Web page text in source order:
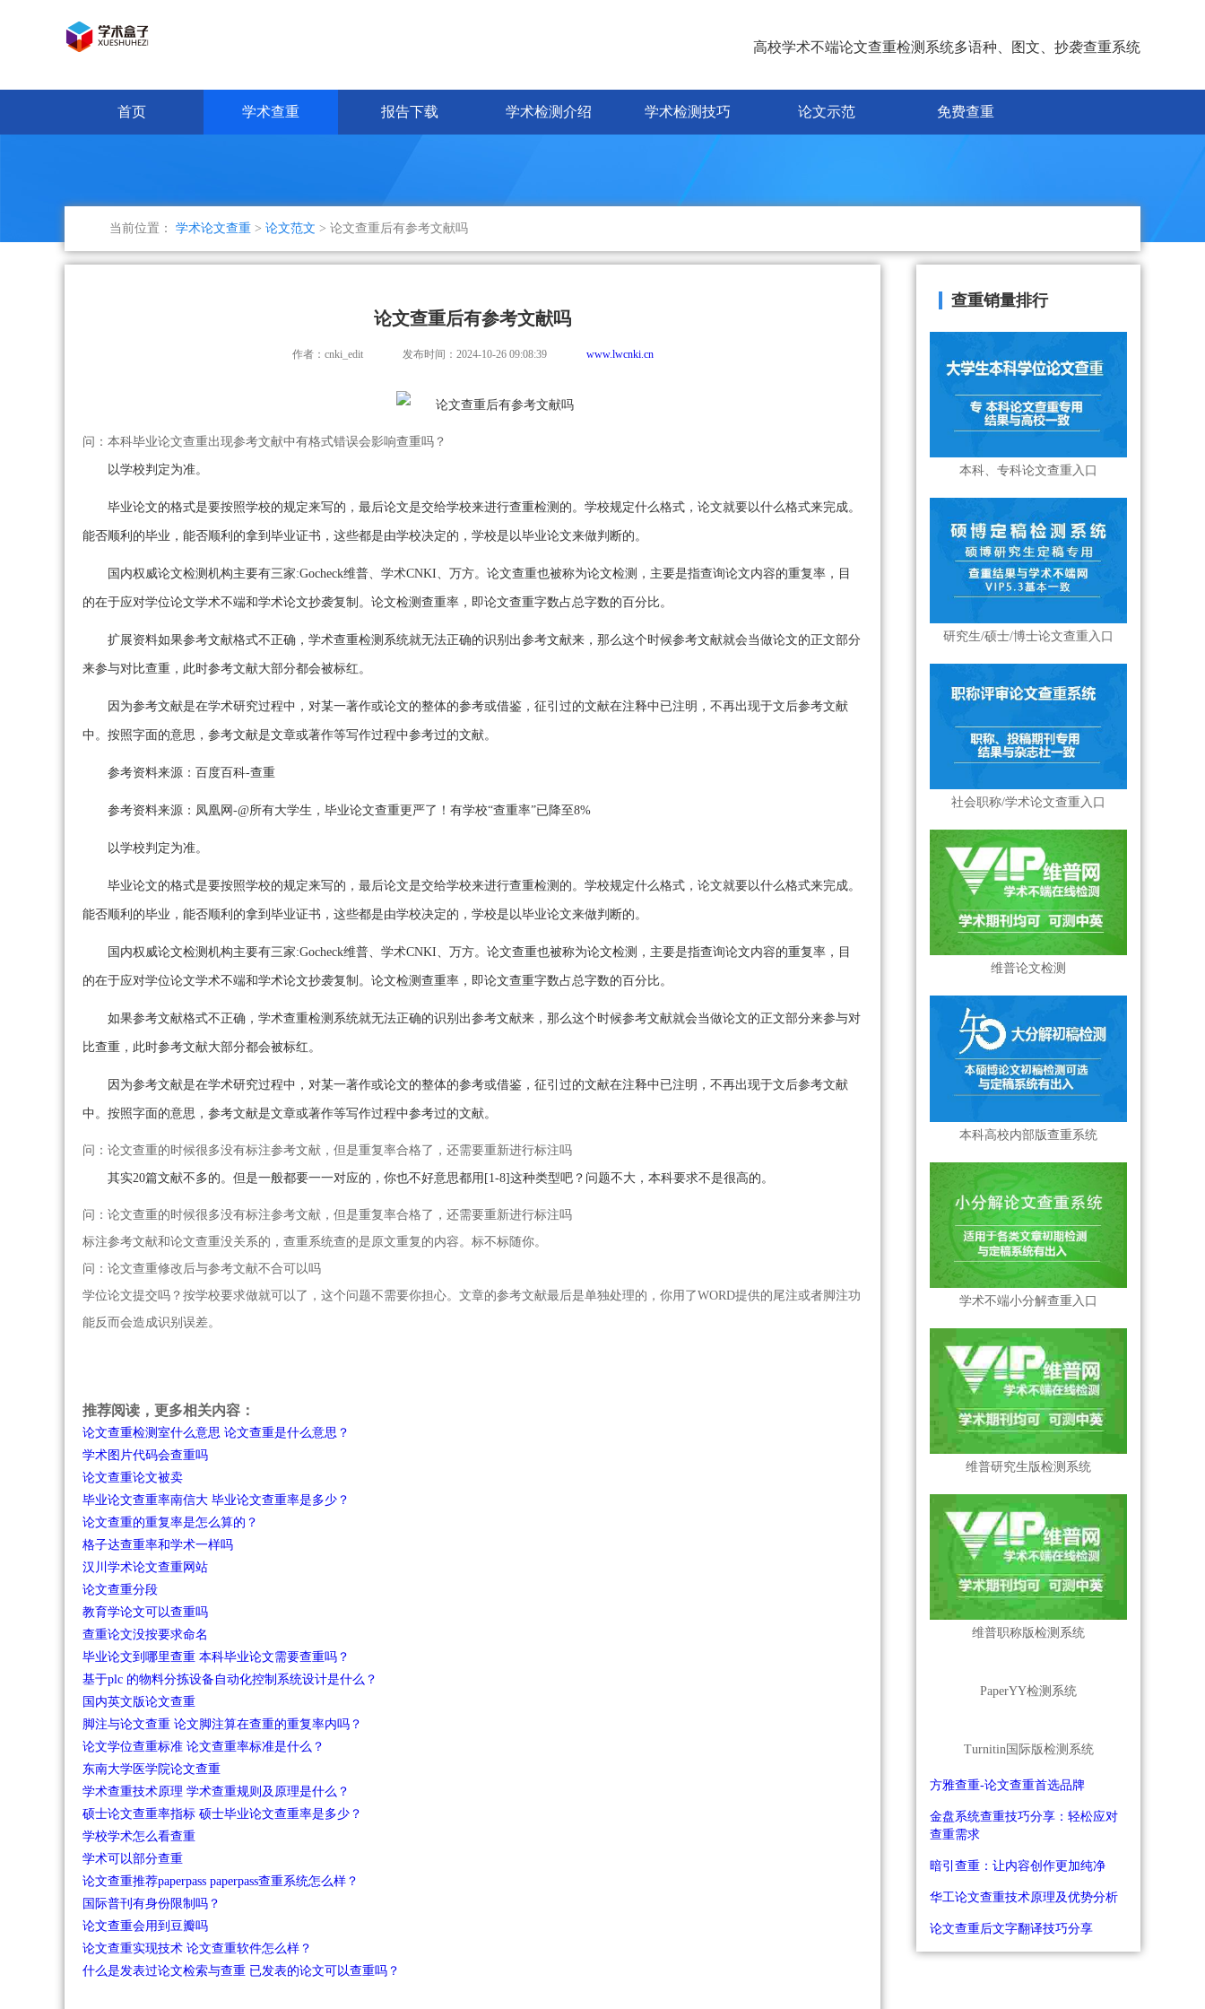
高校学术不端论文查重检测系统多语种、图文、抄袭查重系统
首页 学术查重 报告下载 学术检测介绍 学术检测技巧 论文示范 免费查重
当前位置： 学术论文查重 > 论文范文 > 论文查重后有参考文献吗
论文查重后有参考文献吗
作者：cnki_edit 发布时间：2024-10-26 09:08:39 www.lwcnki.cn
问：本科毕业论文查重出现参考文献中有格式错误会影响查重吗？
以学校判定为准。
毕业论文的格式是要按照学校的规定来写的，最后论文是交给学校来进行查重检测的。学校规定什么格式，论文就要以什么格式来完成。
能否顺利的毕业，能否顺利的拿到毕业证书，这些都是由学校决定的，学校是以毕业论文来做判断的。
国内权威论文检测机构主要有三家:Gocheck维普、学术CNKI、万方。论文查重也被称为论文检测，主要是指查询论文内容的重复率，目
的在于应对学位论文学术不端和学术论文抄袭复制。论文检测查重率，即论文查重字数占总字数的百分比。
扩展资料如果参考文献格式不正确，学术查重检测系统就无法正确的识别出参考文献来，那么这个时候参考文献就会当做论文的正文部分
来参与对比查重，此时参考文献大部分都会被标红。
因为参考文献是在学术研究过程中，对某一著作或论文的整体的参考或借鉴，征引过的文献在注释中已注明，不再出现于文后参考文献
中。按照字面的意思，参考文献是文章或著作等写作过程中参考过的文献。
参考资料来源：百度百科-查重
参考资料来源：凤凰网-@所有大学生，毕业论文查重更严了！有学校“查重率”已降至8%
以学校判定为准。
毕业论文的格式是要按照学校的规定来写的，最后论文是交给学校来进行查重检测的。学校规定什么格式，论文就要以什么格式来完成。
能否顺利的毕业，能否顺利的拿到毕业证书，这些都是由学校决定的，学校是以毕业论文来做判断的。
国内权威论文检测机构主要有三家:Gocheck维普、学术CNKI、万方。论文查重也被称为论文检测，主要是指查询论文内容的重复率，目
的在于应对学位论文学术不端和学术论文抄袭复制。论文检测查重率，即论文查重字数占总字数的百分比。
如果参考文献格式不正确，学术查重检测系统就无法正确的识别出参考文献来，那么这个时候参考文献就会当做论文的正文部分来参与对
比查重，此时参考文献大部分都会被标红。
因为参考文献是在学术研究过程中，对某一著作或论文的整体的参考或借鉴，征引过的文献在注释中已注明，不再出现于文后参考文献
中。按照字面的意思，参考文献是文章或著作等写作过程中参考过的文献。
问：论文查重的时候很多没有标注参考文献，但是重复率合格了，还需要重新进行标注吗
其实20篇文献不多的。但是一般都要一一对应的，你也不好意思都用[1-8]这种类型吧？问题不大，本科要求不是很高的。
问：论文查重的时候很多没有标注参考文献，但是重复率合格了，还需要重新进行标注吗
标注参考文献和论文查重没关系的，查重系统查的是原文重复的内容。标不标随你。
问：论文查重修改后与参考文献不合可以吗
学位论文提交吗？按学校要求做就可以了，这个问题不需要你担心。文章的参考文献最后是单独处理的，你用了WORD提供的尾注或者脚注功
能反而会造成识别误差。
推荐阅读，更多相关内容：
论文查重检测室什么意思 论文查重是什么意思？
学术图片代码会查重吗
论文查重论文被卖
毕业论文查重率南信大 毕业论文查重率是多少？
论文查重的重复率是怎么算的？
格子达查重率和学术一样吗
汉川学术论文查重网站
论文查重分段
教育学论文可以查重吗
查重论文没按要求命名
毕业论文到哪里查重 本科毕业论文需要查重吗？
基于plc 的物料分拣设备自动化控制系统设计是什么？
国内英文版论文查重
脚注与论文查重 论文脚注算在查重的重复率内吗？
论文学位查重标准 论文查重率标准是什么？
东南大学医学院论文查重
学术查重技术原理 学术查重规则及原理是什么？
硕士论文查重率指标 硕士毕业论文查重率是多少？
学校学术怎么看查重
学术可以部分查重
论文查重推荐paperpass paperpass查重系统怎么样？
国际普刊有身份限制吗？
论文查重会用到豆瓣吗
论文查重实现技术 论文查重软件怎么样？
什么是发表过论文检索与查重 已发表的论文可以查重吗？
查重销量排行
本科、专科论文查重入口
研究生/硕士/博士论文查重入口
社会职称/学术论文查重入口
维普论文检测
本科高校内部版查重系统
学术不端小分解查重入口
维普研究生版检测系统
维普职称版检测系统
PaperYY检测系统
Turnitin国际版检测系统
方雅查重-论文查重首选品牌
金盘系统查重技巧分享：轻松应对
查重需求
暗引查重：让内容创作更加纯净
华工论文查重技术原理及优势分析
论文查重后文字翻译技巧分享